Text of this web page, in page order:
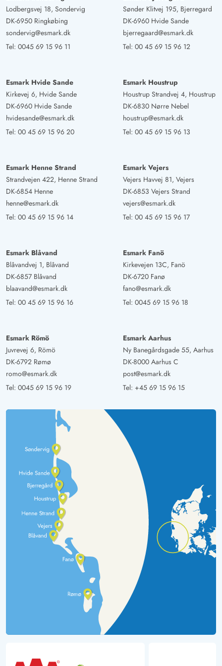
gefühlt haben
Lodbergsvej 18, Sondervig
DK-6950 Ringkøbing
sondervig@esmark.dk
Tel: 0045 69 15 96 11
Sønder Klitvej 195, Bjerregard
DK-6960 Hvide Sande
bjerregaard@esmark.dk
Tel: 00 45 69 15 96 12
Esmark Hvide Sande
Kirkevej 6, Hvide Sande
DK-6960 Hvide Sande
hvidesande@esmark.dk
Tel: 00 45 69 15 96 20
Esmark Houstrup
Houstrup Strandvej 4, Houstrup
DK-6830 Nørre Nebel
houstrup@esmark.dk
Tel: 00 45 69 15 96 13
Esmark Henne Strand
Strandvejen 422, Henne Strand
DK-6854 Henne
henne@esmark.dk
Tel: 00 45 69 15 96 14
Esmark Vejers
Vejers Havvej 81, Vejers
DK-6853 Vejers Strand
vejers@esmark.dk
Tel: 00 45 69 15 96 17
Esmark Blåvand
Blåvandvej 1, Blåvand
DK-6857 Blåvand
blaavand@esmark.dk
Tel: 00 45 69 15 96 16
Esmark Fanö
Kirkevejen 13C, Fanö
DK-6720 Fanø
fano@esmark.dk
Tel: 0045 69 15 96 18
Esmark Römö
Juvrevej 6, Römö
DK-6792 Rømø
romo@esmark.dk
Tel: 0045 69 15 96 19
Esmark Aarhus
Ny Banegårdsgade 55, Aarhus
DK-8000 Aarhus C
post@esmark.dk
Tel: +45 69 15 96 15